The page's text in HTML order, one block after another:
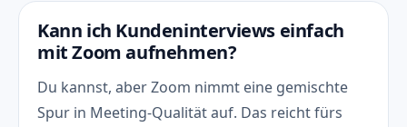
Kann ich Kundeninterviews einfach
mit Zoom aufnehmen?
Du kannst, aber Zoom nimmt eine gemischte
Spur in Meeting-Qualität auf. Das reicht fürs